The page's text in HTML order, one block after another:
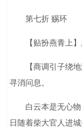
第七折 赐环
【贴扮燕青上】
【商调引子绕地
寻消问息。
白云本是无心物
日随着柴大官人进